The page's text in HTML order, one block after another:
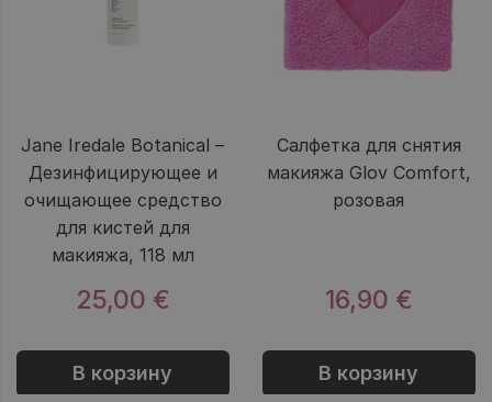
Jane Iredale Botanical –
Дезинфицирующее и
очищающее средство
для кистей для
макияжа, 118 мл
25,00 €
В корзину
Салфетка для снятия
макияжа Glov Comfort,
розовая
16,90 €
В корзину